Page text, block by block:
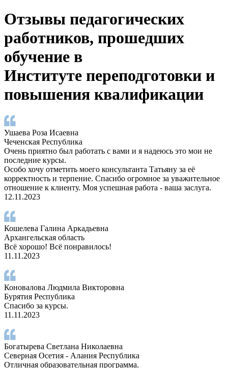
Отзывы педагогических
работников, прошедших
обучение в
Институте переподготовки и
повышения квалификации
Ушаева Роза Исаевна
Чеченская Республика
Очень приятно был работать с вами и я надеюсь это мои не
последние курсы.
Особо хочу отметить моего консультанта Татьяну за её
корректность и терпение. Спасибо огромное за уважительное
отношение к клиенту. Моя успешная работа - ваша заслуга.
12.11.2023
Кошелева Галина Аркадьевна
Архангельская область
Всё хорошо! Всё понравилось!
11.11.2023
Коновалова Людмила Викторовна
Бурятия Республика
Спасибо за курсы.
11.11.2023
Богатырева Светлана Николаевна
Северная Осетия - Алания Республика
Отличная образовательная программа.